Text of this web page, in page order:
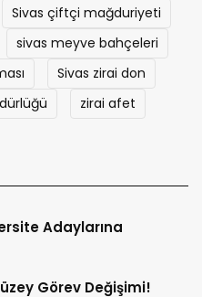
Sivas çiftçi mağduriyeti
sivas meyve bahçeleri
Sivas zirai don
zirai afet
Adaylarına
Görev Değişimi!